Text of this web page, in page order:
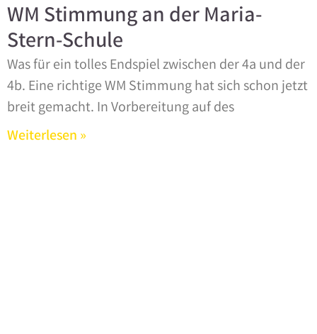
WM Stimmung an der Maria-
Stern-Schule
Was für ein tolles Endspiel zwischen der 4a und der
4b. Eine richtige WM Stimmung hat sich schon jetzt
breit gemacht. In Vorbereitung auf des
Weiterlesen »